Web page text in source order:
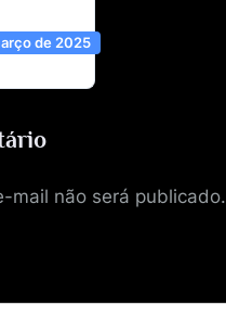
de 2025
mail não será publicado.